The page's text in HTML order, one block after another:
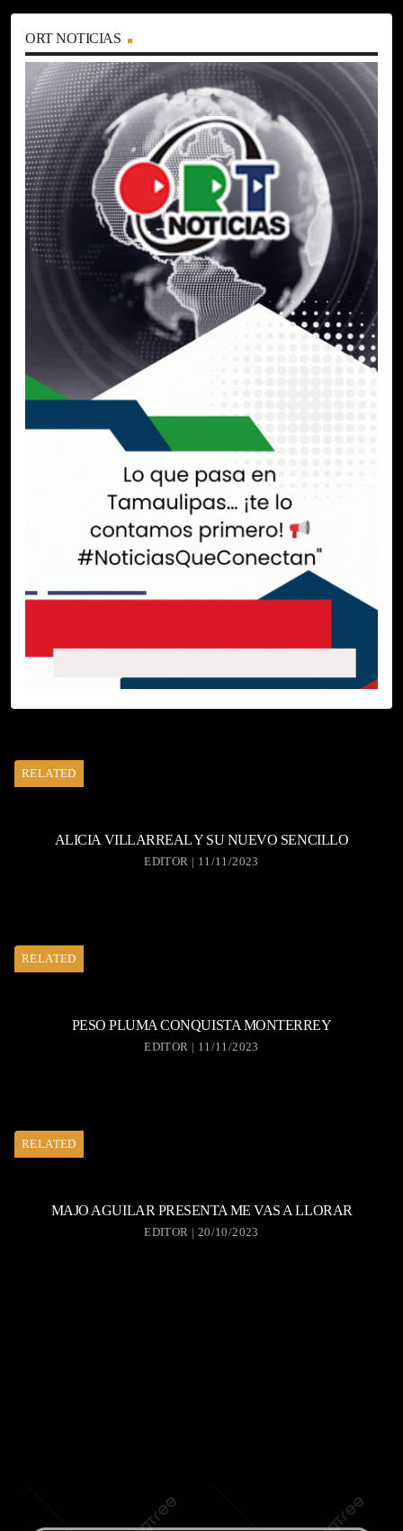
ORT NOTICIAS
RELATED
ALICIA VILLARREAL Y SU NUEVO SENCILLO
EDITOR | 11/11/2023
RELATED
PESO PLUMA CONQUISTA MONTERREY
EDITOR | 11/11/2023
RELATED
MAJO AGUILAR PRESENTA ME VAS A LLORAR
EDITOR | 20/10/2023